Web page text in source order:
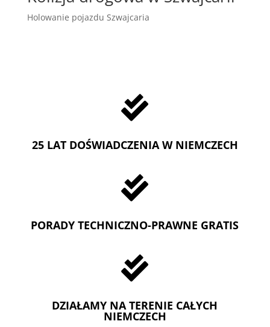
Holowanie pojazdu Szwajcaria

25 LAT DOŚWIADCZENIA W NIEMCZECH

PORADY TECHNICZNO-PRAWNE GRATIS

DZIAŁAMY NA TERENIE CAŁYCH
NIEMCZECH